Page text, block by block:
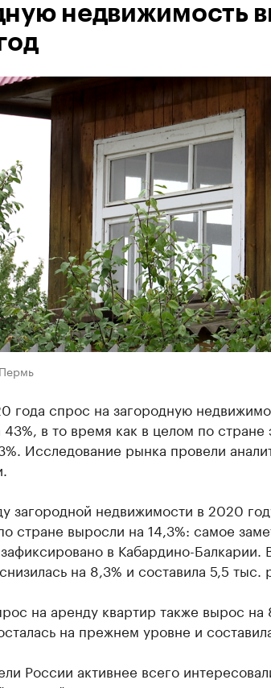
недвижимость
года спрос на загородную
в то время как в целом по стране
Исследование рынка провели
загородной недвижимости в 2020
стране выросли на 14,3%: самое
в Кабардино-
на 8,3% и составила 5,5 тыс.
на аренду квартир также вырос на
на прежнем уровне и
России активнее всего